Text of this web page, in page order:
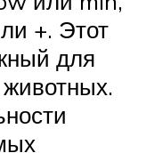
+. Этот
для